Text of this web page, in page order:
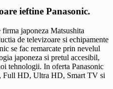
ieftine Panasonic.
japoneza Matsushita
de televizoare si echipamente
se fac remarcate prin nevelul
japoneza si pretul accesibil,
tehnologii. In oferta Panasonic
Full HD, Ultra HD, Smart TV si